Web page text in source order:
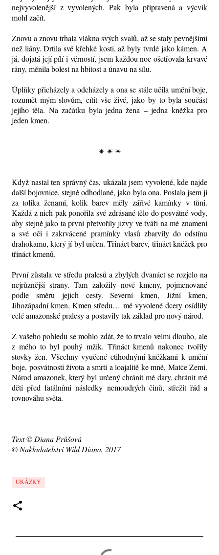
nejvyvolenější z vyvolených. Pak byla připravená a výcvik
mohl začít.
Znovu a znovu trhala vlákna svých svalů, až se staly pevnějšími
než liány. Drtila své křehké kosti, až byly tvrdé jako kámen. A
já, dojatá její pílí i věrností, jsem každou noc ošetřovala krvavé
rány, měnila bolest na hbitost a únavu na sílu.
Úplňky přicházely a odcházely a ona se stále učila umění boje,
rozumět mým slovům, cítit vše živé, jako by to byla součást
jejího těla. Na začátku byla jedna žena – jedna kněžka pro
jeden kmen.
✴ ✴ ✴
Když nastal ten správný čas, ukázala jsem vyvolené, kde najde
další bojovnice, stejně odhodlané, jako byla ona. Poslala jsem ji
za tolika ženami, kolik barev měly zářivé kamínky v tůni.
Každá z nich pak ponořila své zdrásané tělo do posvátné vody,
aby stejně jako ta první přetvořily jizvy ve tváři na mé znamení
a své oči i zakrvácené pramínky vlasů zbarvily do odstínu
drahokamu, který jí byl určen. Třináct barev, třináct kněžek pro
třináct kmenů.
První zůstala ve středu pralesů a zbylých dvanáct se rozjelo na
nejrůznější strany. Tam založily nové kmeny, pojmenované
podle směru jejich cesty. Severní kmen, Jižní kmen,
Jihozápadní kmen, Kmen středu… mé vyvolené dcery osídlily
celé amazonské pralesy a postavily tak základ pro nový národ.
Z vašeho pohledu se mohlo zdát, že to trvalo velmi dlouho, ale
z mého to byl pouhý mžik. Třináct kmenů nakonec tvořily
stovky žen. Všechny vyučené ctihodnými kněžkami k umění
boje, posvátnosti života a smrti a loajalitě ke mně, Matce Zemi.
Národ amazonek, který byl určený chránit mé dary, chránit mé
děti před fatálními následky nemoudrých činů, střežit řád a
rovnováhu světa.
Text © Diana Průšová
© Nakladatelství Wild Diana, 2017
UKÁZKY